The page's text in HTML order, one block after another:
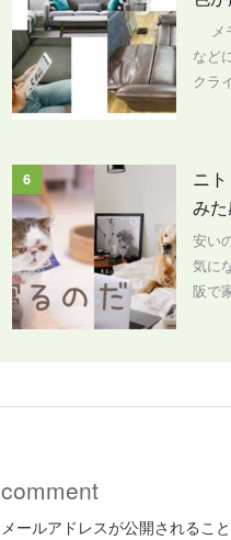
メ
など
クラ
6
ニ
み
安い
気に
阪で
comment
メールアドレスが公開されること